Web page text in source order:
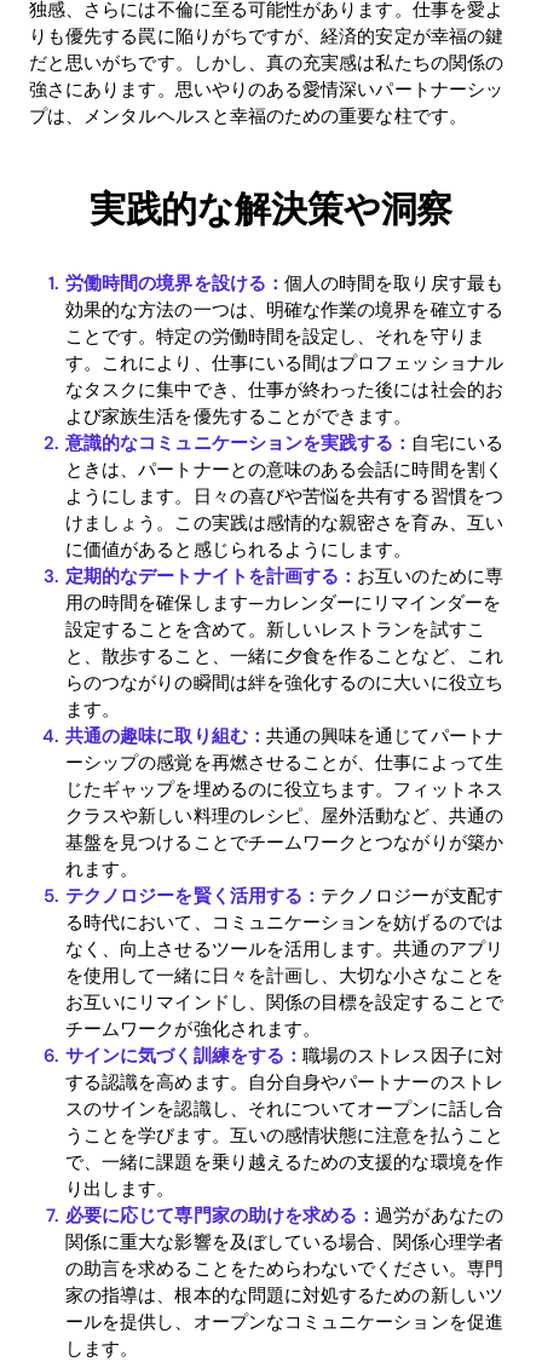
Home
Blog
Download
独感、さらには不倫に至る可能性があります。仕事を愛よ
りも優先する罠に陥りがちですが、経済的安定が幸福の鍵
だと思いがちです。しかし、真の充実感は私たちの関係の
強さにあります。思いやりのある愛情深いパートナーシッ
プは、メンタルヘルスと幸福のための重要な柱です。
実践的な解決策や洞察
労働時間の境界を設ける： 個人の時間を取り戻す最も
効果的な方法の一つは、明確な作業の境界を確立する
ことです。特定の労働時間を設定し、それを守りま
す。これにより、仕事にいる間はプロフェッショナル
なタスクに集中でき、仕事が終わった後には社会的お
よび家族生活を優先することができます。
意識的なコミュニケーションを実践する： 自宅にいる
ときは、パートナーとの意味のある会話に時間を割く
ようにします。日々の喜びや苦悩を共有する習慣をつ
けましょう。この実践は感情的な親密さを育み、互い
に価値があると感じられるようにします。
定期的なデートナイトを計画する： お互いのために専
用の時間を確保します—カレンダーにリマインダーを
設定することを含めて。新しいレストランを試すこ
と、散歩すること、一緒に夕食を作ることなど、これ
らのつながりの瞬間は絆を強化するのに大いに役立ち
ます。
共通の趣味に取り組む： 共通の興味を通じてパートナ
ーシップの感覚を再燃させることが、仕事によって生
じたギャップを埋めるのに役立ちます。フィットネス
クラスや新しい料理のレシピ、屋外活動など、共通の
基盤を見つけることでチームワークとつながりが築か
れます。
テクノロジーを賢く活用する： テクノロジーが支配す
る時代において、コミュニケーションを妨げるのでは
なく、向上させるツールを活用します。共通のアプリ
を使用して一緒に日々を計画し、大切な小さなことを
お互いにリマインドし、関係の目標を設定することで
チームワークが強化されます。
サインに気づく訓練をする： 職場のストレス因子に対
する認識を高めます。自分自身やパートナーのストレ
スのサインを認識し、それについてオープンに話し合
うことを学びます。互いの感情状態に注意を払うこと
で、一緒に課題を乗り越えるための支援的な環境を作
り出します。
必要に応じて専門家の助けを求める：過労があなたの
関係に重大な影響を及ぼしている場合、関係心理学者
の助言を求めることをためらわないでください。専門
家の指導は、根本的な問題に対処するための新しいツ
ールを提供し、オープンなコミュニケーションを促進
します。